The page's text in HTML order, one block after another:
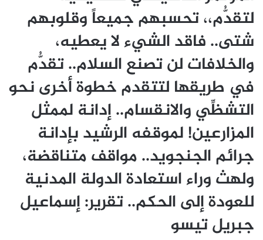
لتقدُّم،، تحسبهم جميعاً وقلوبهم
شتى.. فاقد الشيء لا يعطيه،
والخلافات لن تصنع السلام.. تقدُّم
في طريقها لتتقدم خطوة أخرى نحو
التشظِّي والانقسام.. إدانة لممثل
المزارعين! لموقفه الرشيد بإدانة
جرائم الجنجويد.. مواقف متناقضة،
ولهث وراء استعادة الدولة المدنية
للعودة إلى الحكم.. تقرير: إسماعيل
جبريل تيسو